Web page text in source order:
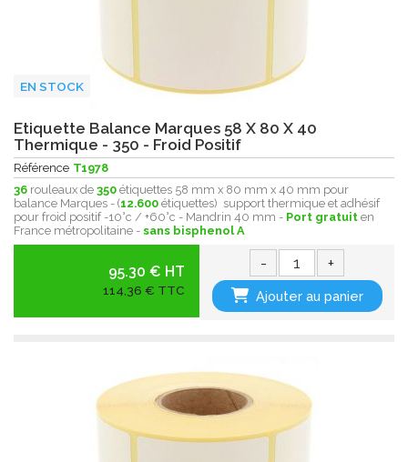
EN STOCK
Etiquette Balance Marques 58 X 80 X 40
Thermique - 350 - Froid Positif
Référence T1978
36 rouleaux de 350 étiquettes 58 mm x 80 mm x 40 mm pour
balance Marques - (12.600 étiquettes) support thermique et adhésif
pour froid positif -10°c / +60°c - Mandrin 40 mm - Port gratuit en
France métropolitaine - sans bisphenol A
95.30 € HT
114,36 € TTC
- +
Ajouter au panier